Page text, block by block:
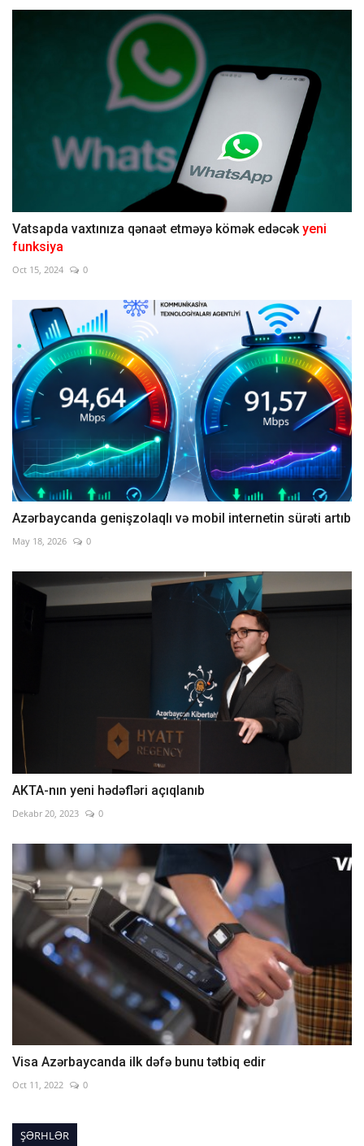
Vatsapda vaxtınıza qənaət etməyə kömək edəcək yeni
funksiya
Oct 15, 2024 0
Azərbaycanda genişzolaqlı və mobil internetin sürəti artıb
May 18, 2026 0
AKTA-nın yeni hədəfləri açıqlanıb
Dekabr 20, 2023 0
Visa Azərbaycanda ilk dəfə bunu tətbiq edir
Oct 11, 2022 0
ŞƏRHLƏR